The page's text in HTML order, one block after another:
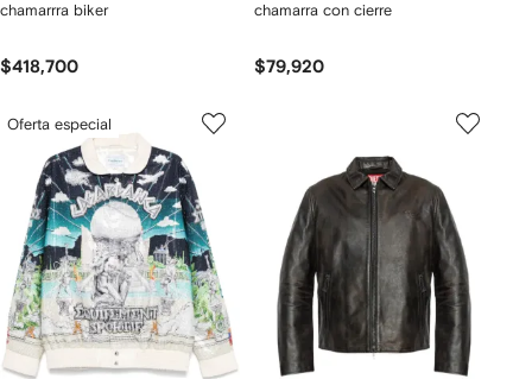
chamarrra biker
$418,700
chamarra con cierre
$79,920
Oferta especial